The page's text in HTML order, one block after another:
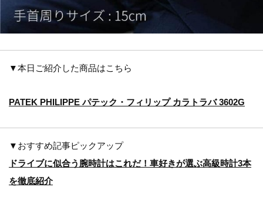
▼本日ご紹介した商品はこちら
PATEK PHILIPPE パテック・フィリップ カラトラバ 3602G
▼おすすめ記事ピックアップ
ドライブに似合う腕時計はこれだ！車好きが選ぶ高級時計3本
を徹底紹介